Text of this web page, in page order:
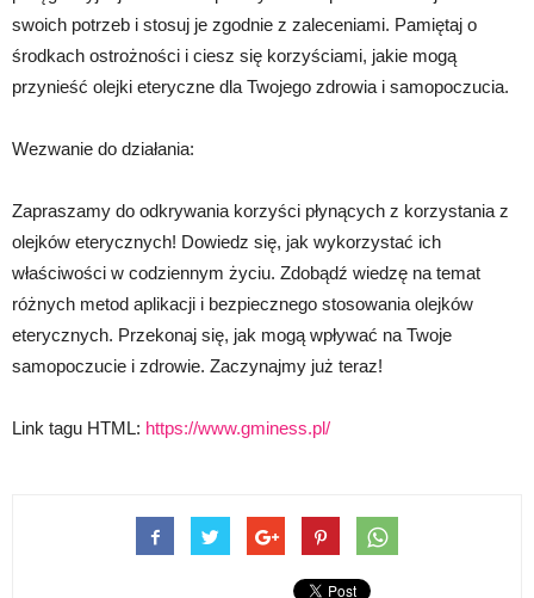
swoich potrzeb i stosuj je zgodnie z zaleceniami. Pamiętaj o
środkach ostrożności i ciesz się korzyściami, jakie mogą
przynieść olejki eteryczne dla Twojego zdrowia i samopoczucia.
Wezwanie do działania:
Zapraszamy do odkrywania korzyści płynących z korzystania z
olejków eterycznych! Dowiedz się, jak wykorzystać ich
właściwości w codziennym życiu. Zdobądź wiedzę na temat
różnych metod aplikacji i bezpiecznego stosowania olejków
eterycznych. Przekonaj się, jak mogą wpływać na Twoje
samopoczucie i zdrowie. Zaczynajmy już teraz!
Link tagu HTML: https://www.gminess.pl/